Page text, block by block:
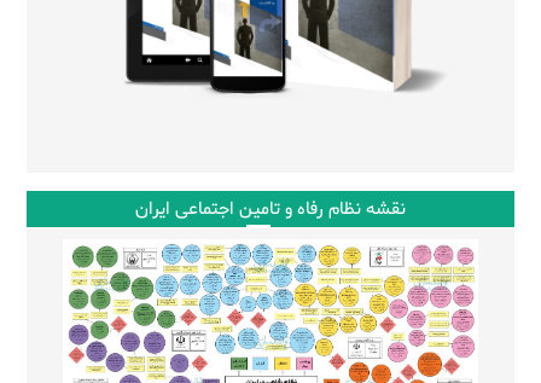
نقشه نظام رفاه و تامین اجتماعی ایران